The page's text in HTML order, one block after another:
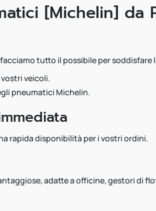
[Michelin] da
tutto il possibile per soddisfare
veicoli.
pneumatici Michelin.
rapida disponibilità per i vostri ordini.
adatte a officine, gestori di